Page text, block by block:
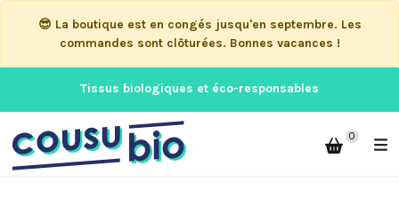
😎 La boutique est en congés jusqu'en septembre. Les
commandes sont clôturées. Bonnes vacances !
Tissus biologiques et éco-responsables
0